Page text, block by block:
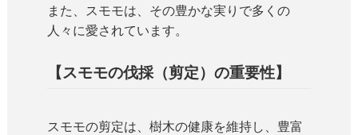
また、スモモは、その豊かな実りで多くの
人々に愛されています。
【スモモの伐採（剪定）の重要性】
スモモの剪定は、樹木の健康を維持し、豊富